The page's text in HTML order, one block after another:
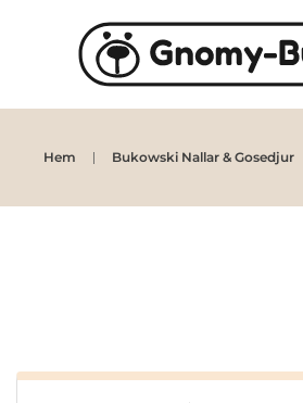
Skip to main content
Hem Bukowski Nallar & Gosedjur